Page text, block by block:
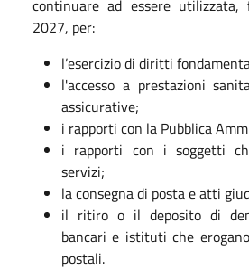
continuare ad essere
2027, per:
l’esercizio di diritti
l'accesso a prestazioni
assicurative;
i rapporti con la Pubblica
i rapporti con i soggetti
servizi;
la consegna di posta e atti
il ritiro o il deposito di
bancari e istituti che
postali.